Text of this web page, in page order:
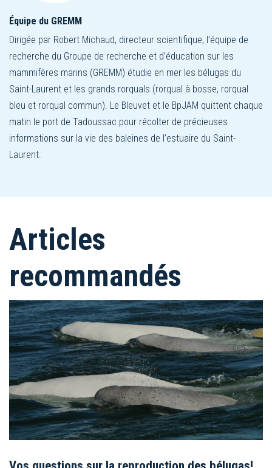
Équipe du GREMM
Dirigée par Robert Michaud, directeur scientifique, l’équipe de
recherche du Groupe de recherche et d’éducation sur les
mammifères marins (GREMM) étudie en mer les bélugas du
Saint-Laurent et les grands rorquals (rorqual à bosse, rorqual
bleu et rorqual commun). Le Bleuvet et le BpJAM quittent chaque
matin le port de Tadoussac pour récolter de précieuses
informations sur la vie des baleines de l’estuaire du Saint-
Laurent.
Articles
recommandés